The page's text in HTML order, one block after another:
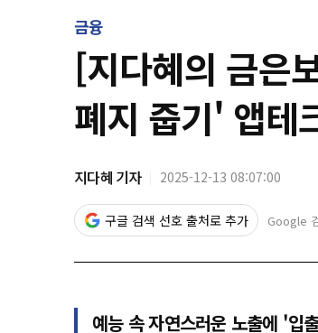
금융
[지다혜의 금은
폐지 줍기' 앱테
지다혜 기자 2025-12-13 08:07:00
구글 검색 선호 출처로 추가 Google
예능 속 자연스러운 노출에 '입